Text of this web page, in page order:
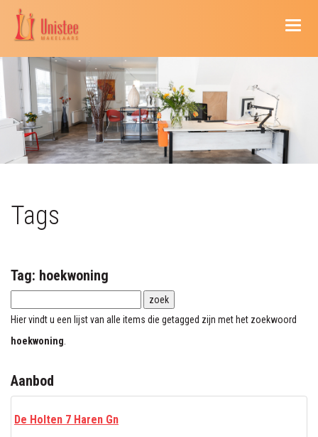
Tags
Tag: hoekwoning
Hier vindt u een lijst van alle items die getagged zijn met het zoekwoord
hoekwoning
Aanbod
De Holten 7 Haren Gn